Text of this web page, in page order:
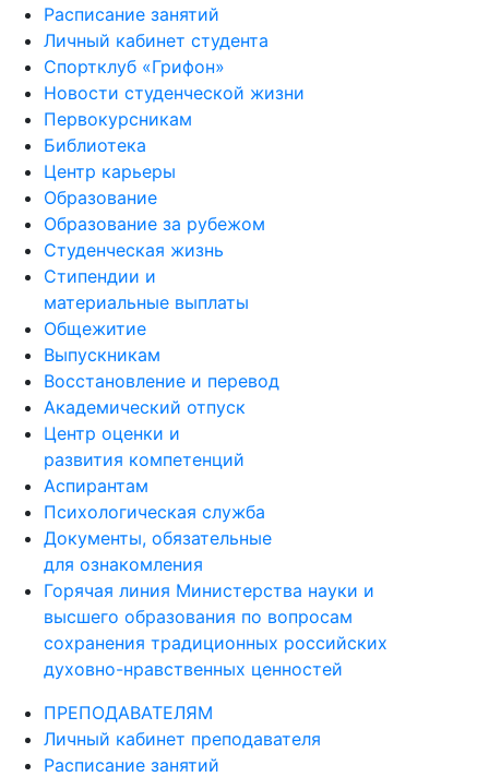
Расписание занятий
Личный кабинет студента
Спортклуб «Грифон»
Новости студенческой жизни
Первокурсникам
Библиотека
Центр карьеры
Образование
Образование за рубежом
Студенческая жизнь
Стипендии и
материальные выплаты
Общежитие
Выпускникам
Восстановление и перевод
Академический отпуск
Центр оценки и
развития компетенций
Аспирантам
Психологическая служба
Документы, обязательные
для ознакомления
Горячая линия Министерства науки и
высшего образования по вопросам
сохранения традиционных российских
духовно-нравственных ценностей
ПРЕПОДАВАТЕЛЯМ
Личный кабинет преподавателя
Расписание занятий